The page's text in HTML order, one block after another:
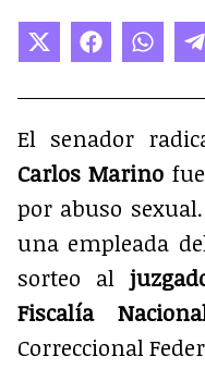
Compartir
X
Compartir
Facebook
El senador
Carlos Marinofue
por abuso
una empleada
sorteo al
Fiscalía
Correccional